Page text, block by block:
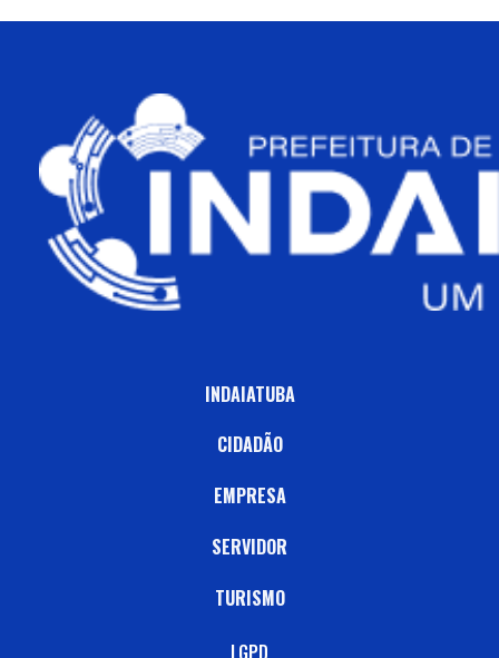
INDAIATUBA
CIDADÃO
EMPRESA
SERVIDOR
TURISMO
LGPD